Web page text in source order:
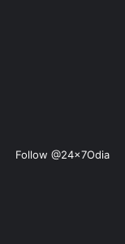
Follow @24x7Odia